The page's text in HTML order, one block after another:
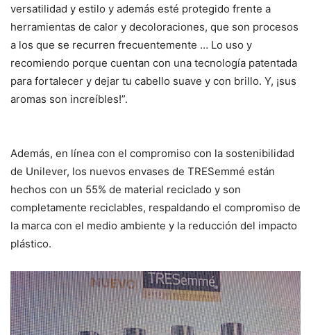
versatilidad y estilo y además esté protegido frente a
herramientas de calor y decoloraciones, que son procesos
a los que se recurren frecuentemente … Lo uso y
recomiendo porque cuentan con una tecnología patentada
para fortalecer y dejar tu cabello suave y con brillo. Y, ¡sus
aromas son increíbles!”.
Además, en línea con el compromiso con la sostenibilidad
de Unilever, los nuevos envases de TRESemmé están
hechos con un 55% de material reciclado y son
completamente reciclables, respaldando el compromiso de
la marca con el medio ambiente y la reducción del impacto
plástico.